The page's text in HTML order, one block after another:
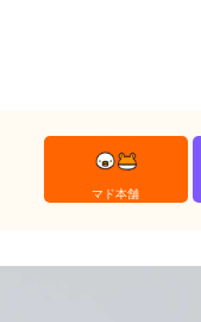
マド本舗